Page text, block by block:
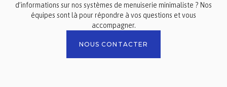
d’informations sur nos systèmes de menuiserie minimaliste ? Nos
équipes sont là pour répondre à vos questions et vous
accompagner.
NOUS CONTACTER